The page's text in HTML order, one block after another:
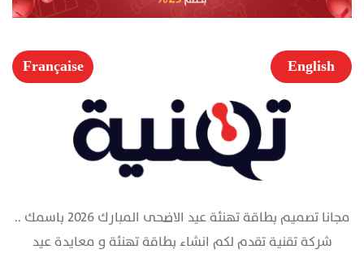
خدمة
العملاء
الخدمات
English
Française
مجانا تصميم بطاقة تهنئة عيد الاضحى المبارك 2026 باسمك ..
شركة تقنية تقدم لكم انشاء بطاقة تهنئة و معايدة عيد